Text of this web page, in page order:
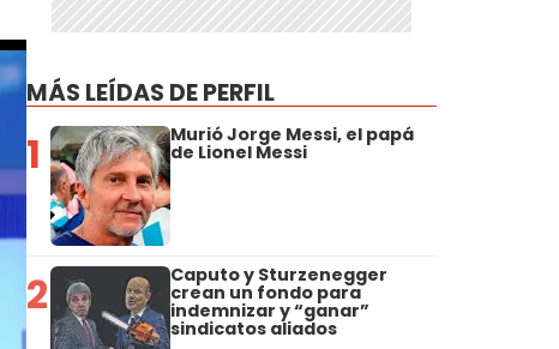
MÁS LEÍDAS DE PERFIL
1 Murió Jorge Messi, el papá
de Lionel Messi
2 Caputo y Sturzenegger
crean un fondo para
indemnizar y “ganar”
sindicatos aliados